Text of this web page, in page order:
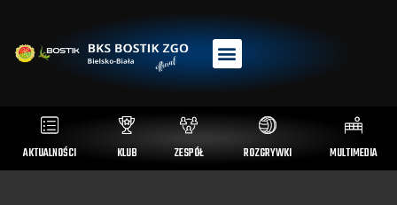
AKTUALNOŚCI KLUB ZESPÓŁ ROZGRYWKI MULTIMEDIA